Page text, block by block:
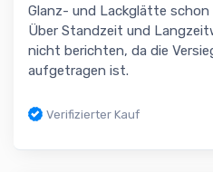
Glanz- und Lackglätte schon
Über Standzeit und
nicht berichten, da die
aufgetragen ist.
Verifizierter Kauf